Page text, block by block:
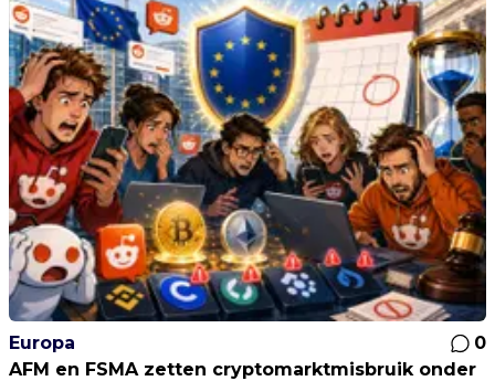
Europa
0
AFM en FSMA zetten cryptomarktmisbruik onder